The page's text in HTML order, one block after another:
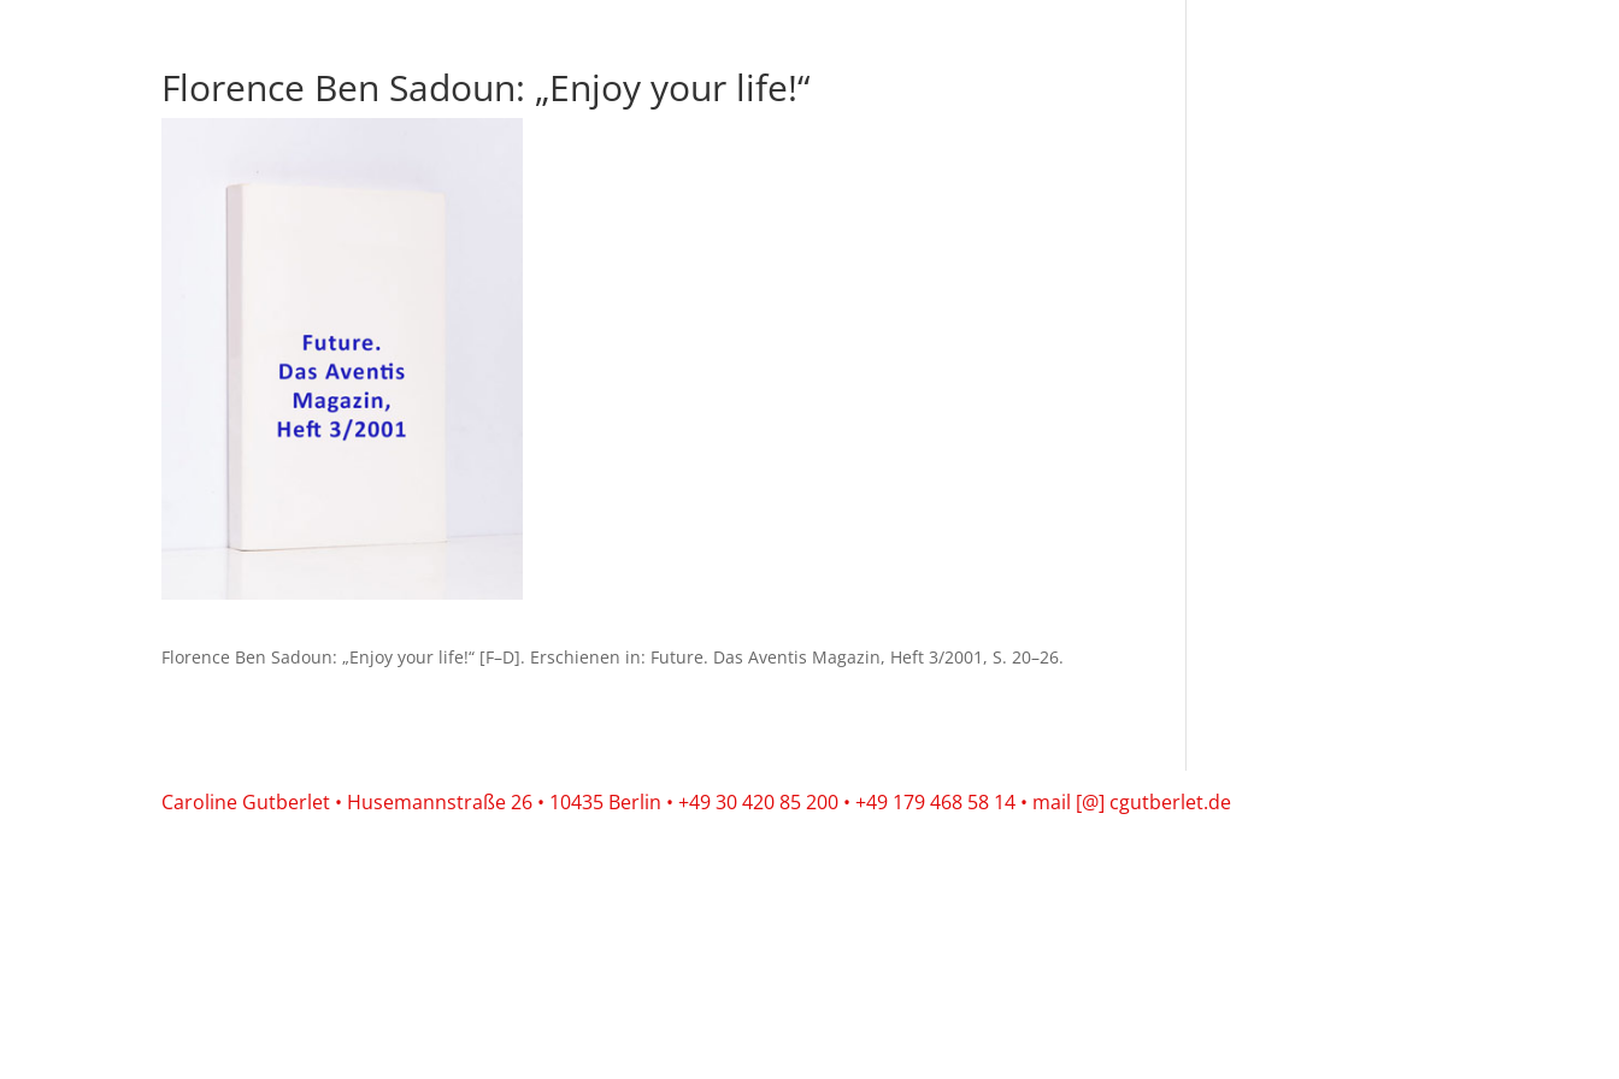
Florence Ben Sadoun: „Enjoy your life!“
Florence Ben Sadoun: „Enjoy your life!“ [F–D]. Erschienen in: Future. Das Aventis Magazin, Heft 3/2001, S. 20–26.
Caroline Gutberlet • Husemannstraße 26 • 10435 Berlin • +49 30 420 85 200 • +49 179 468 58 14 • mail [@] cgutberlet.de